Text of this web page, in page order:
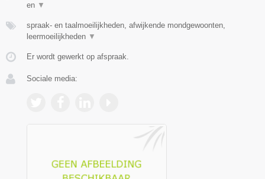
en ▼
spraak- en taalmoeilijkheden, afwijkende mondgewoonten,
leermoeilijkheden ▼
Er wordt gewerkt op afspraak.
Sociale media: